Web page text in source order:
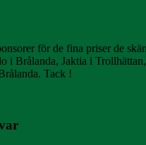
för de fina priser de
i Brålanda, Jaktia i
Tack !